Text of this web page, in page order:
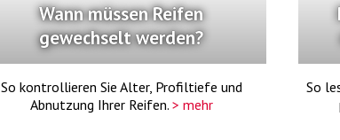
Wann müssen Reifen
gewechselt werden?
So kontrollieren Sie Alter, Profiltiefe und
Abnutzung Ihrer Reifen. > mehr
So